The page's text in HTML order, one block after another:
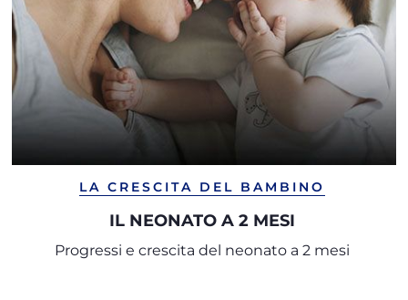
LA CRESCITA DEL BAMBINO
IL NEONATO A 2 MESI
Progressi e crescita del neonato a 2 mesi